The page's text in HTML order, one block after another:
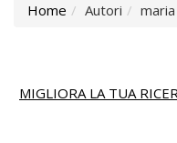
Home Autori
MIGLIORA LA TUA